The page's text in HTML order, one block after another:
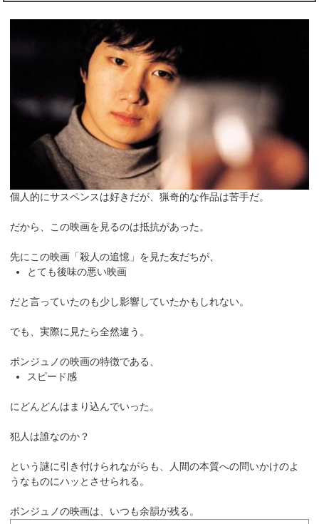
個人的にサスペンスは好きだが、猟奇的な作品は苦手だ。
だから、この映画を見るのは抵抗があった。
先にこの映画「殺人の追憶」を見た友だちが、
とても後味の悪い映画
だと言っていたのも少し影響していたかもしれない。
でも、実際に見たら全然違う。
ポンジュノの映画の特徴である、
スピード感
にどんどんはまり込んでいった。
犯人は誰なのか？
という謎に引き付けられながらも、人間の本質への問いかけのよ
うなものにハッとさせられる。
ポンジュノの映画は、いつも余韻が残る。